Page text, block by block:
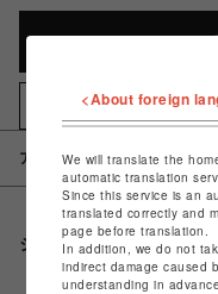
お気
アイテム説明 / 素材
シェアする
<About foreign
We will translate the
automatic translation
Since this service is an
translated correctly and
page before translation.
In addition, we do not
indirect damage caused
understanding in